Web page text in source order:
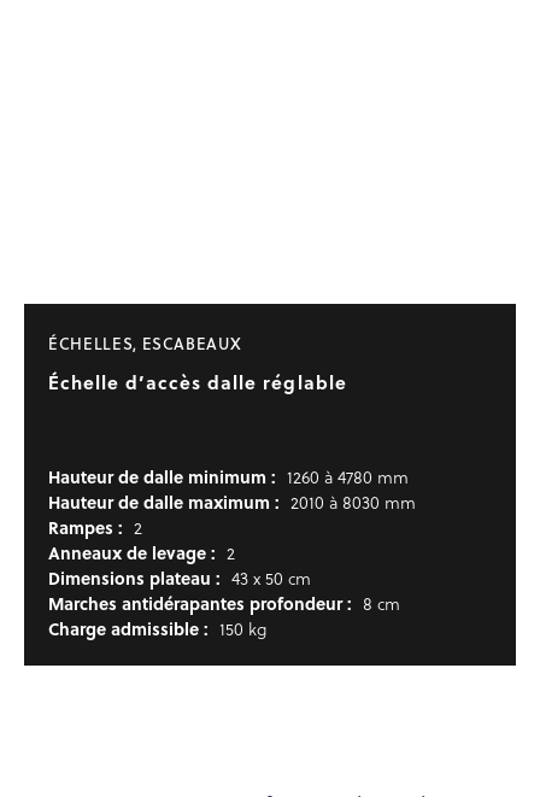
ÉCHELLES, ESCABEAUX
Échelle d’accès dalle réglable
Hauteur de dalle minimum : 1260 à 4780 mm
Hauteur de dalle maximum : 2010 à 8030 mm
Rampes : 2
Anneaux de levage : 2
Dimensions plateau : 43 x 50 cm
Marches antidérapantes profondeur : 8 cm
Charge admissible : 150 kg